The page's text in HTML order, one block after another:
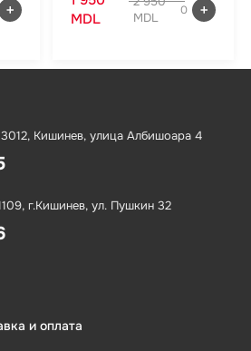
MDL
MDL
0
Кишинев, улица Албишоара 4
г.Кишинев, ул. Пушкин 32
и оплата